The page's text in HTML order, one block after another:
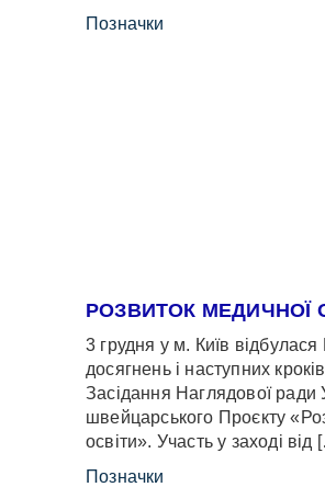
Позначки
РОЗВИТОК МЕДИЧНОЇ
3 грудня у м. Київ
досягнень і наступних
Засідання Наглядової ради
швейцарського Проєкту
освіти». Участь у заході від
Позначки